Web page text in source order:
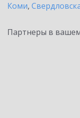
Коми,
Партнеры в